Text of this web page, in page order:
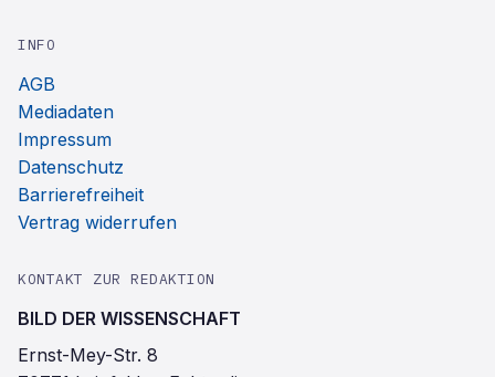
INFO
AGB
Mediadaten
Impressum
Datenschutz
Barrierefreiheit
Vertrag widerrufen
KONTAKT ZUR REDAKTION
BILD DER WISSENSCHAFT
Ernst-Mey-Str. 8